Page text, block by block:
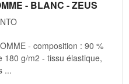
- BLANC - ZEUS
- composition : 90 %
180 g/m2 - tissu élastique,
...